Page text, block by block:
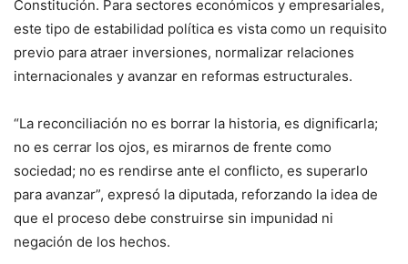
Constitución. Para sectores económicos y empresariales,
este tipo de estabilidad política es vista como un requisito
previo para atraer inversiones, normalizar relaciones
internacionales y avanzar en reformas estructurales.
“La reconciliación no es borrar la historia, es dignificarla;
no es cerrar los ojos, es mirarnos de frente como
sociedad; no es rendirse ante el conflicto, es superarlo
para avanzar”, expresó la diputada, reforzando la idea de
que el proceso debe construirse sin impunidad ni
negación de los hechos.